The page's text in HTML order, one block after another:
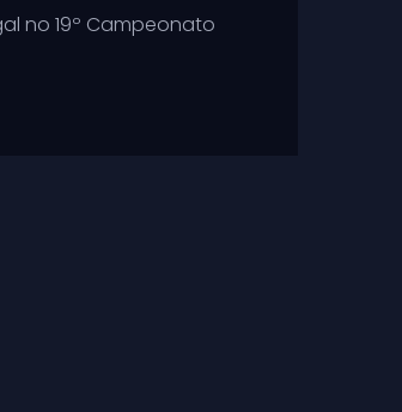
no 19º Campeonato